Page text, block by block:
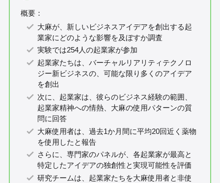
概要：
大麻が、新しいビジネスアイデアを創出する起
業家にどのような影響を及ぼすか調査
実験では254人の起業家が参加
起業家たちは、バーチャルリアリティテクノロ
ジー新ビジネスの、可能な限り多くのアイデア
を創出
次に、起業家は、彼らのビジネス経験の範囲、
起業家精神への情熱、大麻の使用パターンの質
問に回答
大麻使用者は、過去1か月間に平均20回近く薬物
を使用したと報告
さらに、専門家のパネルが、各起業家が最高と
特定したアイデアの独創性と実現可能性を評価
研究チームは、起業家たちを大麻使用者と非使